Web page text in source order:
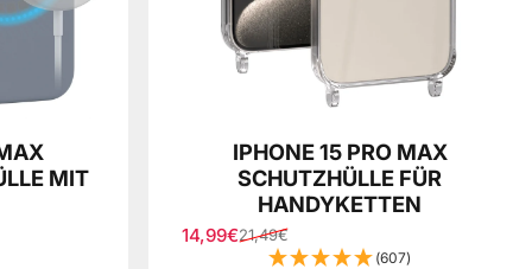
MIT
IPHONE 15 PRO MAX
SCHUTZHÜLLE FÜR
HANDYKETTEN
Verkaufspreis
14,99€
Normaler Preis
21,49€
(607)